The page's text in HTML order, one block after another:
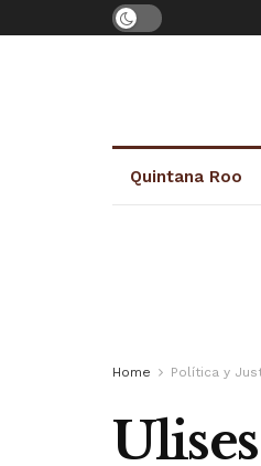
Quintana Roo
Home Política y